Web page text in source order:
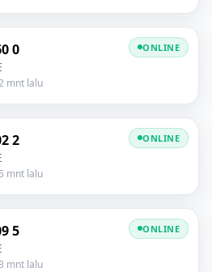
0
mnt lalu
ONLINE
2
mnt lalu
ONLINE
5
mnt lalu
ONLINE